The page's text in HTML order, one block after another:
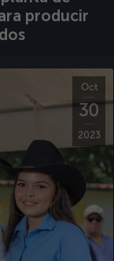
producir
Oct
30
2023